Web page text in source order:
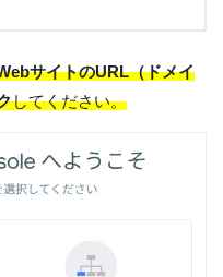
サイトのURL（ドメイ
してください。